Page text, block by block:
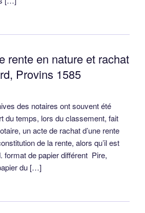
rente en nature et rachat
Provins 1585
des notaires ont souvent été
du temps, lors du classement, fait
un acte de rachat d’une rente
de la rente, alors qu’il est
format de papier différent Pire,
du […]